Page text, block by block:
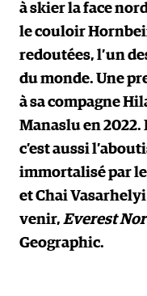
à skier la face
le couloir
redoutées, l’un
du monde. Une
à sa compagne
Manaslu en 2022.
c’est aussi
immortalisé par
et Chai
venir, Everest
Geographic.